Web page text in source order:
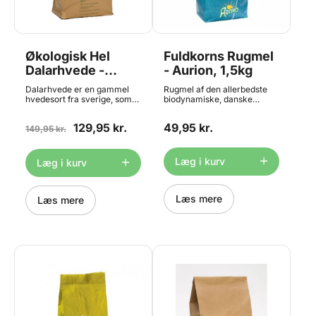
Bedst før dato på dette
produkt er ned til 1 måned
grundet strenge
kvalitetskrav.
Økologisk Hel
Dalarhvede -
Aurion, 5kg -
BEDST FØR 07/26
Dalarhvede er en gammel
hvedesort fra sverige, som
svampet resultat. Indhold:
dette produkt er ned til 1
måned grundet strenge
kvalitetskrav.
149,95 kr. 129,95 kr.
Læg i kurv
Læs mere
Fuldkorns Rugmel
- Aurion, 1,5kg
Rugmel af den allerbedste
biodynamiske, danske
dato på dette produkt er ned
kvalitetskrav.
49,95 kr.
Læg i kurv
Læs mere